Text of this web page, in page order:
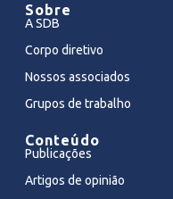
Sobre
A SDB
Corpo diretivo
Nossos associados
Grupos de trabalho
Conteúdo
Publicações
Artigos de opinião